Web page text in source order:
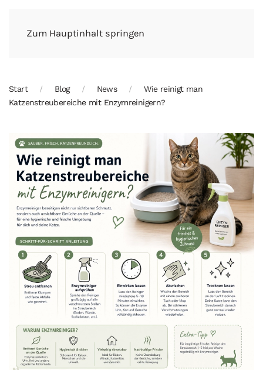
Zum Hauptinhalt springen
Start Blog News
Wie reinigt man
Katzenstreubereiche mit Enzymreinigern?